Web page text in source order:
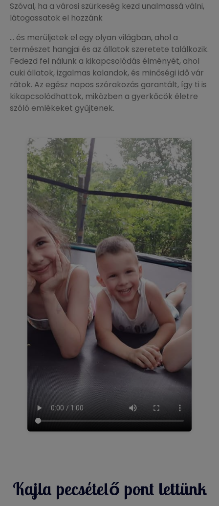
Szóval, ha a városi szürkeség kezd unalmassá válni,
látogassatok el hozzánk
… és merüljetek el egy olyan világban, ahol a
természet hangjai és az állatok szeretete találkozik.
Fedezd fel nálunk a kikapcsolódás élményét, ahol
cuki állatok, izgalmas kalandok, és minőségi idő vár
rátok. Az egész napos szórakozás garantált, így ti is
kikapcsolódhattok, miközben a gyerkőcök életre
szóló emlékeket gyűjtenek.
Kajla pecsételő pont lettünk